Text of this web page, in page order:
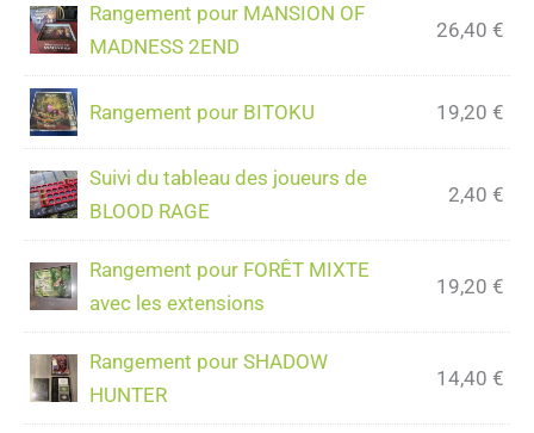
Rangement pour MANSION OF
MADNESS 2END
26,40 €
Rangement pour BITOKU 19,20 €
Suivi du tableau des joueurs de
BLOOD RAGE
2,40 €
Rangement pour FORÊT MIXTE
avec les extensions
19,20 €
Rangement pour SHADOW
HUNTER
14,40 €